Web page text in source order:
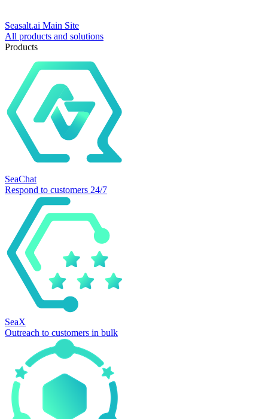
Seasalt.ai Main Site
All products and solutions
Products
SeaChat
Respond to customers 24/7
SeaX
Outreach to customers in bulk